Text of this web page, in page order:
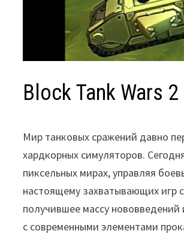
Block Tank Wars 2
Мир танковых сражений давно
хардкорных симуляторов.
пиксельных мирах, управляя
настоящему захватывающих игр
получившее массу нововведений
с современными элементами